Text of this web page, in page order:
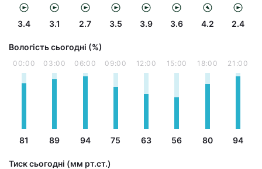
3.4 3.1 2.7 3.5 3.9 3.6 4.2 2.4
Вологість сьогодні (%)
00:00
81
03:00
89
06:00
94
09:00
75
12:00
63
15:00
56
18:00
80
21:00
94
Тиск сьогодні (мм рт.ст.)